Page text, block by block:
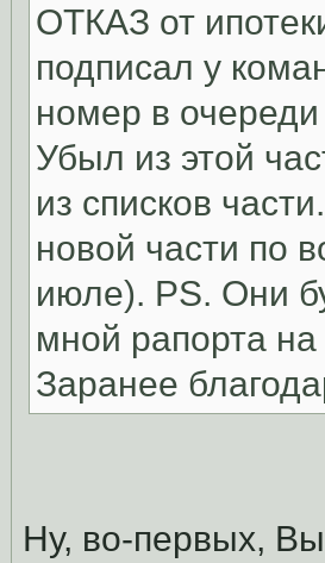
ОТКАЗ от
подписал у
номер в
Убыл из этой
из списков
новой части по
июле). PS. Они
мной рапорта на
Заранее
Ну, во-первых,